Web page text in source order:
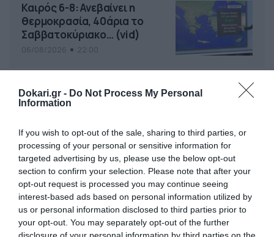
Dokari.gr - Do Not Process My Personal
Information
If you wish to opt-out of the sale, sharing to third parties, or
processing of your personal or sensitive information for
targeted advertising by us, please use the below opt-out
section to confirm your selection. Please note that after your
opt-out request is processed you may continue seeing
interest-based ads based on personal information utilized by
us or personal information disclosed to third parties prior to
your opt-out. You may separately opt-out of the further
Καιρός 6-8: Ανεβαίνει η
θερμοκρασία, 40άρια το
Σαββατοκύριακο… (vid)